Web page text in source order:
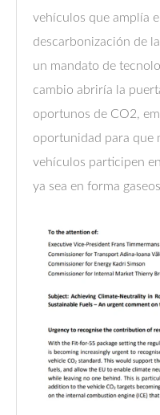
vehículos que amplía
descarbonización de
un mandato de
cambio abriría la
oportunos de CO2,
oportunidad para que
vehículos participen
ya sea en forma